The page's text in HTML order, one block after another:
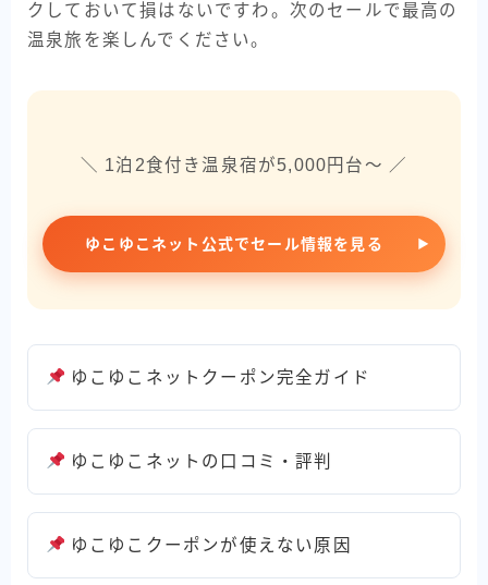
クしておいて損はないですわ。次のセールで最高の
温泉旅を楽しんでください。
＼ 1泊2食付き温泉宿が5,000円台〜 ／
ゆこゆこネット公式でセール情報を見る
ゆこゆこネットクーポン完全ガイド
ゆこゆこネットの口コミ・評判
ゆこゆこクーポンが使えない原因